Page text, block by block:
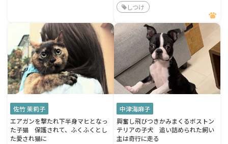
しつけ
佐竹 茉莉子
エアガンを撃たれ下半身マヒとなっ
た子猫 保護されて、ふくふくとし
た愛され猫に
中津海麻子
興奮し飛びつきかみまくるボストン
テリアの子犬 追い詰められた飼い
主は奇行に走る